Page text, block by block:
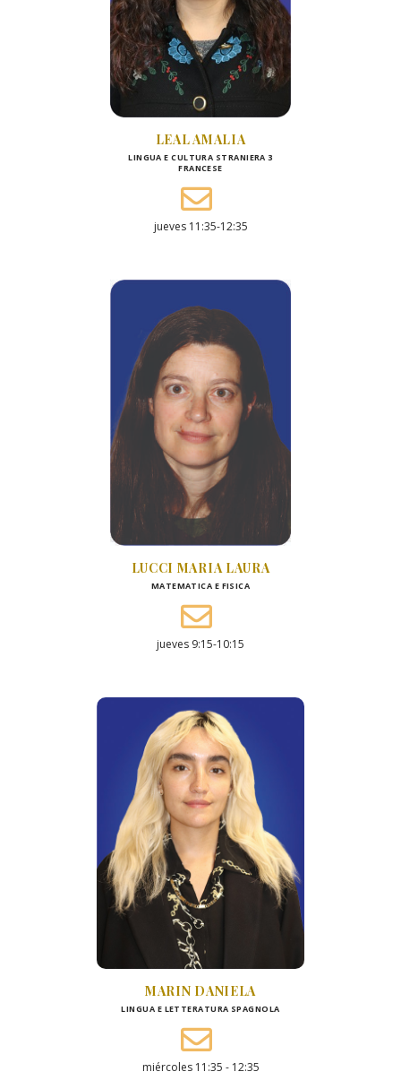
LEAL AMALIA
LINGUA E CULTURA STRANIERA 3
FRANCESE
jueves 11:35-12:35
LUCCI MARIA LAURA
MATEMATICA E FISICA
jueves 9:15-10:15
MARIN DANIELA
LINGUA E LETTERATURA SPAGNOLA
miércoles 11:35 - 12:35